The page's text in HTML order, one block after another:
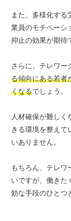
また、多様化する
業員のモチベーシ
抑止の効果が期待
さらに、テレワー
る傾向にある若者
くなるでしょう。
人材確保が難しく
きる環境を整えて
いありません。
もちろん、テレワ
いですが、働きた
効な手段のひとつ